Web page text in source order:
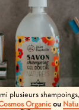
plusieurs
Organicou